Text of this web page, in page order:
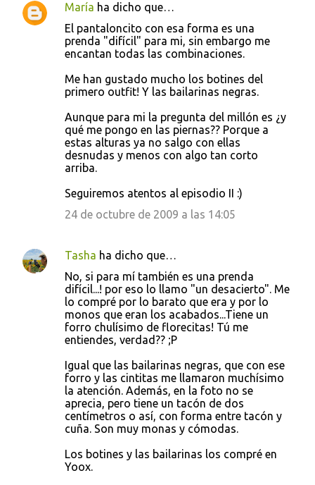
C
María ha dicho que…
El pantaloncito con esa forma es una
prenda "difícil" para mi, sin embargo me
encantan todas las combinaciones.
Me han gustado mucho los botines del
primero outfit! Y las bailarinas negras.
Aunque para mi la pregunta del millón es ¿y
qué me pongo en las piernas?? Porque a
estas alturas ya no salgo con ellas
desnudas y menos con algo tan corto
arriba.
Seguiremos atentos al episodio II :)
24 de octubre de 2009 a las 14:05
Tasha ha dicho que…
No, si para mí también es una prenda
difícil...! por eso lo llamo "un desacierto". Me
lo compré por lo barato que era y por lo
monos que eran los acabados...Tiene un
forro chulísimo de florecitas! Tú me
entiendes, verdad?? ;P
Igual que las bailarinas negras, que con ese
forro y las cintitas me llamaron muchísimo
la atención. Además, en la foto no se
aprecia, pero tiene un tacón de dos
centímetros o así, con forma entre tacón y
cuña. Son muy monas y cómodas.
Los botines y las bailarinas los compré en
Yoox.